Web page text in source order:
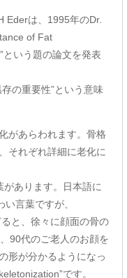
Ederは、1995年のDr.
of Fat
いう題の論文を発表
の重要性”という意味
があらわれます。骨格
それぞれ詳細に老化に
があります。日本語に
言葉ですが、
と、徐々に顔面の骨の
90代のご老人のお顔を
形が分かるようになっ
です。